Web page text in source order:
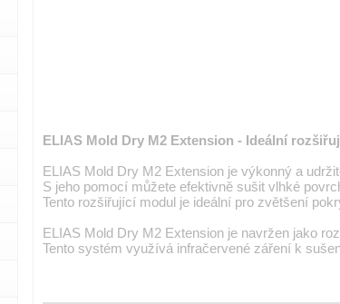
ELIAS Mold Dry M2 Extension - Ideální
ELIAS Mold Dry M2 Extension je výkonný a
S jeho pomocí můžete efektivně sušit vlhké
Tento rozšiřující modul je ideální pro zvětšení
ELIAS Mold Dry M2 Extension je navržen jako
Tento systém využívá infračervené záření k